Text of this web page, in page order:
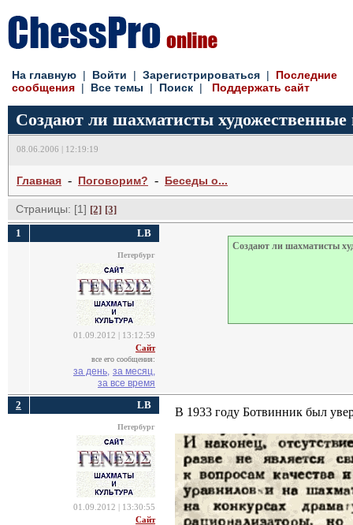
На главную | Войти | Зарегистрироваться | Последние
сообщения | Все темы | Поиск | Поддержать сайт
Создают ли шахматисты художественные
08.06.2006 | 12:19:19
Главная - Поговорим? - Беседы о...
Страницы: [1] [2] [3]
1
LB
Петербург
01.09.2012 | 13:12:59
Сайт
все его сообщения:
за день, за месяц,
за все время
Создают ли шахматисты
2 LB
Петербург
01.09.2012 | 13:30:55
Сайт
В 1933 году Ботвинник был